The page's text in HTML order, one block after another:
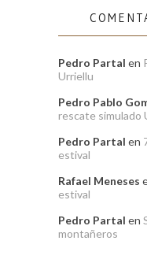
Pedro Partal en
Urriellu
Pedro Pablo
rescate simulado
Pedro Partal en
estival
Rafael Meneses
estival
Pedro Partal en
montañeros